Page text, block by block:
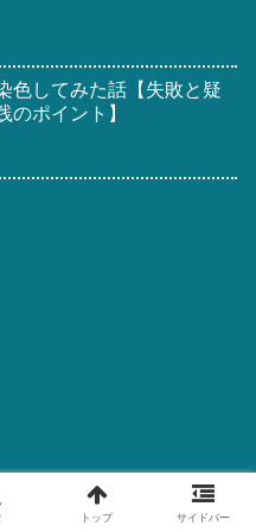
色してみた話【失敗と疑
のポイント】
トップ サイドバー